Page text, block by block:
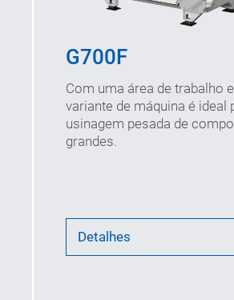
G700F
Com uma área de trabalho
variante de máquina é ideal
usinagem pesada de
grandes.
Detalhes
Velocidades (máx.): 60/
no eixo X/Y/Z (m/min)
Diâmetro de interferência:
(mm)